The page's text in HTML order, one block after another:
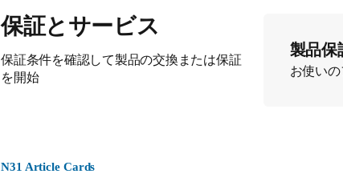
保証とサービス
保証条件を確認して製品の交換または保証
を開始
製品保
お使い
N31 Article Cards